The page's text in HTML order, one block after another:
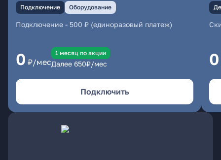
Подключение Оборудование
Подключение - 500 ₽ (единоразовый платеж)
0 ₽/мес
1 месяц по акции
Далее 650₽/мес
Подключить
0